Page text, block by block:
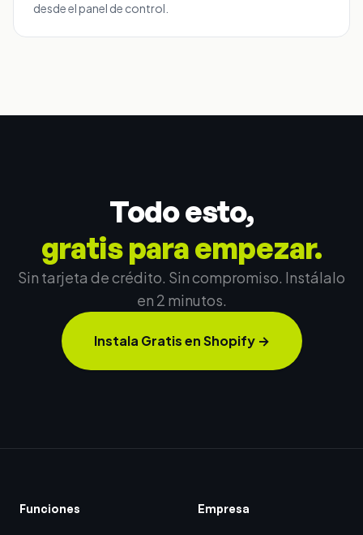
desde el panel de control.
Todo esto,
gratis para empezar.
Sin tarjeta de crédito. Sin compromiso. Instálalo
en 2 minutos.
Instala Gratis en Shopify→
Funciones Empresa